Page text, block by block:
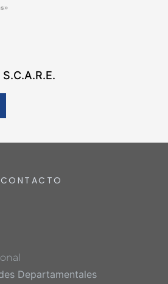
Departamentales